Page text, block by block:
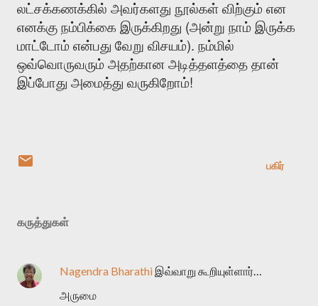
லட்சக்கணக்கில் அவர்களது நூல்கள் விற்கும் என
எனக்கு நம்பிக்கை இருக்கிறது (அன்று நாம் இருக்க
மாட்டோம் என்பது வேறு விசயம்). நம்மில்
ஒவ்வொருவரும் அதற்கான அடித்தளத்தை தான்
இப்போது அமைத்து வருகிறோம்!
பகிர்
கருத்துகள்
Nagendra Bharathi இவ்வாறு கூறியுள்ளார்…
அருமை